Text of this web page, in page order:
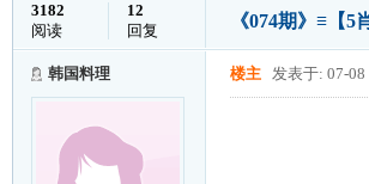
3182
阅读
12
回复
《074期》≡【
韩国料理 楼主 发表于: 07-08